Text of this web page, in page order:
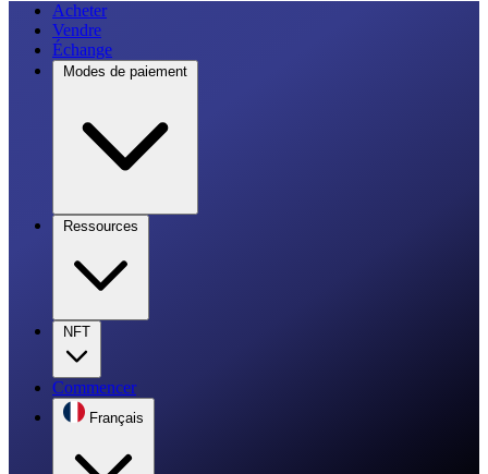
Acheter
Vendre
Échange
Modes de paiement
Ressources
NFT
Commencer
Français